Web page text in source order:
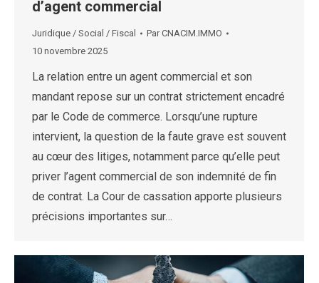
d’agent commercial
Juridique / Social / Fiscal ParCNACIM.IMMO
10 novembre 2025
La relation entre un agent commercial et son
mandant repose sur un contrat strictement encadré
par le Code de commerce. Lorsqu’une rupture
intervient, la question de la faute grave est souvent
au cœur des litiges, notamment parce qu’elle peut
priver l’agent commercial de son indemnité de fin
de contrat. La Cour de cassation apporte plusieurs
précisions importantes sur…